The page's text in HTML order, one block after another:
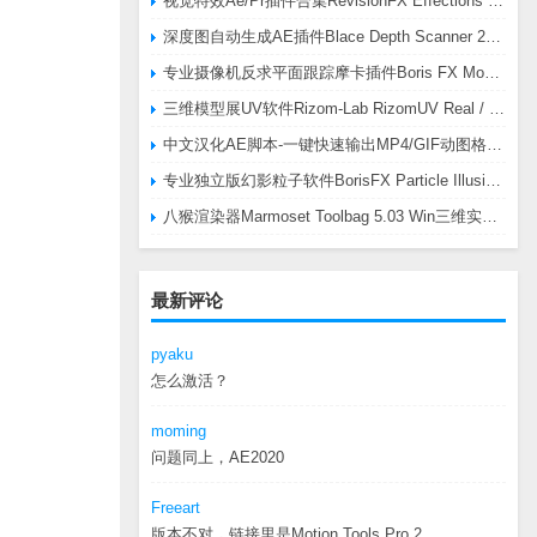
最新评论
pyaku
怎么激活？
moming
问题同上，AE2020
Freeart